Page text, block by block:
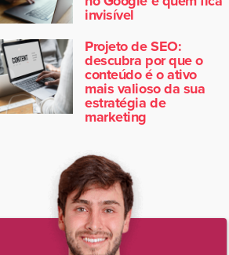
invisível
Projeto de SEO:
descubra por que o
conteúdo é o ativo
mais valioso da sua
estratégia de
marketing